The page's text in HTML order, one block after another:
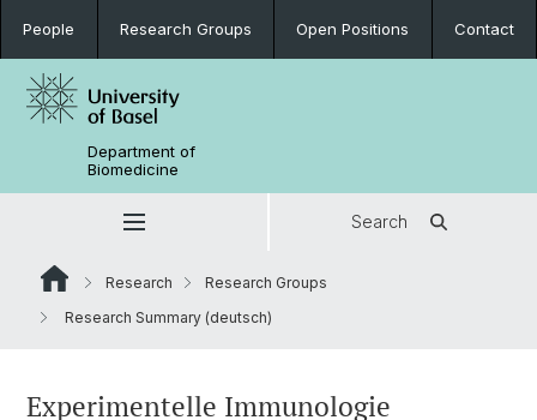
People Research Groups Open Positions Contact
Department of
Biomedicine
Search
Research
Research Groups
Research Summary (deutsch)
Experimentelle Immunologie